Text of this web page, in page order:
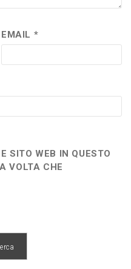
EMAIL *
SITO WEB IN QUESTO
VOLTA CHE